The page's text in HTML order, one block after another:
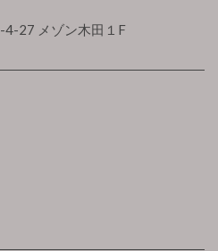
4-27 メゾン木田１F